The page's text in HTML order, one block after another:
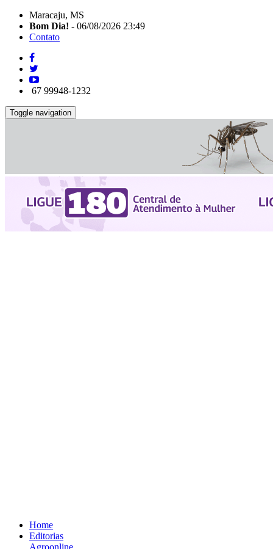
Maracaju, MS
Bom Dia! - 06/08/2026 23:49
Contato
67 99948-1232
Toggle navigation
Home
Editorias
Agroonline